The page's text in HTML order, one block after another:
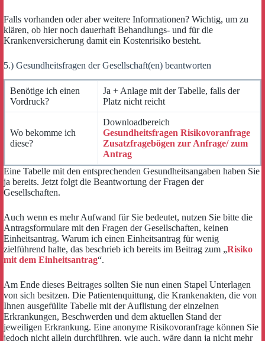
Falls vorhanden oder aber weitere Informationen? Wichtig, um zu
klären, ob hier noch dauerhaft Behandlungs- und für die
Krankenversicherung damit ein Kostenrisiko besteht.
5.) Gesundheitsfragen der Gesellschaft(en) beantworten
Benötige ich einen
Vordruck?
Ja + Anlage mit der Tabelle, falls der
Platz nicht reicht
Wo bekomme ich
diese?
Downloadbereich
Gesundheitsfragen Risikovoranfrage
Zusatzfragebögen zur Anfrage/ zum
Antrag
Eine Tabelle mit den entsprechenden Gesundheitsangaben haben Sie
ja bereits. Jetzt folgt die Beantwortung der Fragen der
Gesellschaften.
Auch wenn es mehr Aufwand für Sie bedeutet, nutzen Sie bitte die
Antragsformulare mit den Fragen der Gesellschaften, keinen
Einheitsantrag. Warum ich einen Einheitsantrag für wenig
zielführend halte, das beschrieb ich bereits im Beitrag zum „Risiko
mit dem Einheitsantrag“.
Am Ende dieses Beitrages sollten Sie nun einen Stapel Unterlagen
von sich besitzen. Die Patientenquittung, die Krankenakten, die von
Ihnen ausgefüllte Tabelle mit der Auflistung der einzelnen
Erkrankungen, Beschwerden und dem aktuellen Stand der
jeweiligen Erkrankung. Eine anonyme Risikovoranfrage können Sie
jedoch nicht allein durchführen, wie auch, wäre dann ja nicht mehr